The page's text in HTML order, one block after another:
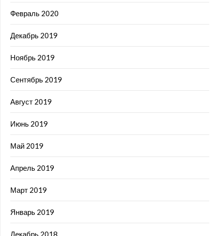
Февраль 2020
Декабрь 2019
Ноябрь 2019
Сентябрь 2019
Август 2019
Июнь 2019
Май 2019
Апрель 2019
Март 2019
Январь 2019
Декабрь 2018